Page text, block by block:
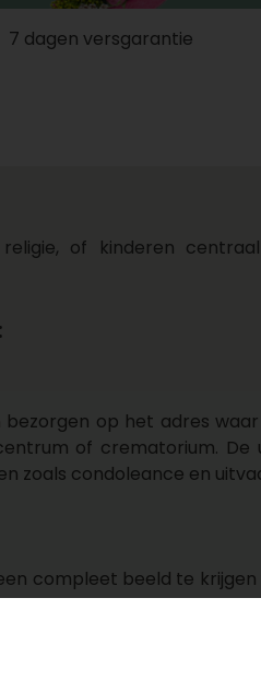
7 dagen versgarantie
of kinderen
op het adres
of crematorium.
zoals condoleance en
compleet beeld te
in het